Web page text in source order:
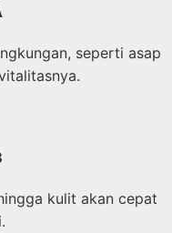
seperti asap
kulit akan cepat